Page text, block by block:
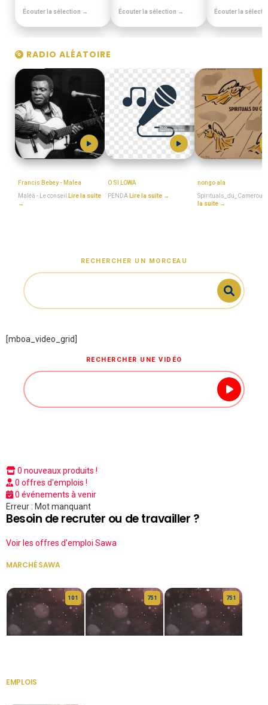
Écouter la sélection → Écouter la sélection → Écouter la
RADIO ALÉATOIRE
Francis Bebey - Malea
Maléá - Le conseil
Lire la suite
→
O SI LOWA
PENDA Lire la suite →
nongo ala
Spirituals_du_Cameroun
la suite →
RECHERCHER UN MORCEAU
[mboa_video_grid]
RECHERCHER UNE VIDÉO
0 nouveaux produits !
0 offres d'emplois !
0 événements à venir
Erreur : Mot manquant
Besoin de recruter ou de travailler ?
Voir les offres d'emploi Sawa
MARCHÉ SAWA
10 1 75 1 75 1
EMPLOIS